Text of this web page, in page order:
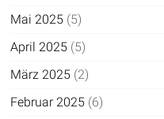
Mai 2025 (5)
April 2025 (5)
März 2025 (2)
Februar 2025 (6)